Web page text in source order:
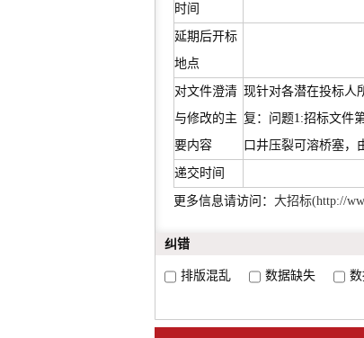
时间
延期后开标
地点
对文件澄清
与修改的主
要内容
现针对各潜在投标
复：问题1:招标文件
口井压裂可溶桥塞，
递交时间
更多信息请访问： 大招标(http://
纠错
排版混乱 数据缺失